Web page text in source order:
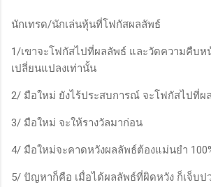
จังหวะที่ดี...
นักเทรด/นักเล่นหุ้นที่โฟกัสผลลัพธ์
1/เขาจะโฟกัสไปที่ผลลัพธ์ และวัดความคืบห
เปลี่ยนแปลงเท่านั้น
2/ มือใหม่ ยังไร้ประสบการณ์ จะโฟกัสไปที่ผ
3/ มือใหม่ จะให้รางวัลมาก่อน
4/ มือใหม่จะคาดหวังผลลัพธ์ต้องแม่นยำ
5/ ปัญหาก็คือ เมื่อได้ผลลัพธ์ที่ผิดหวัง ก็เจ็บป